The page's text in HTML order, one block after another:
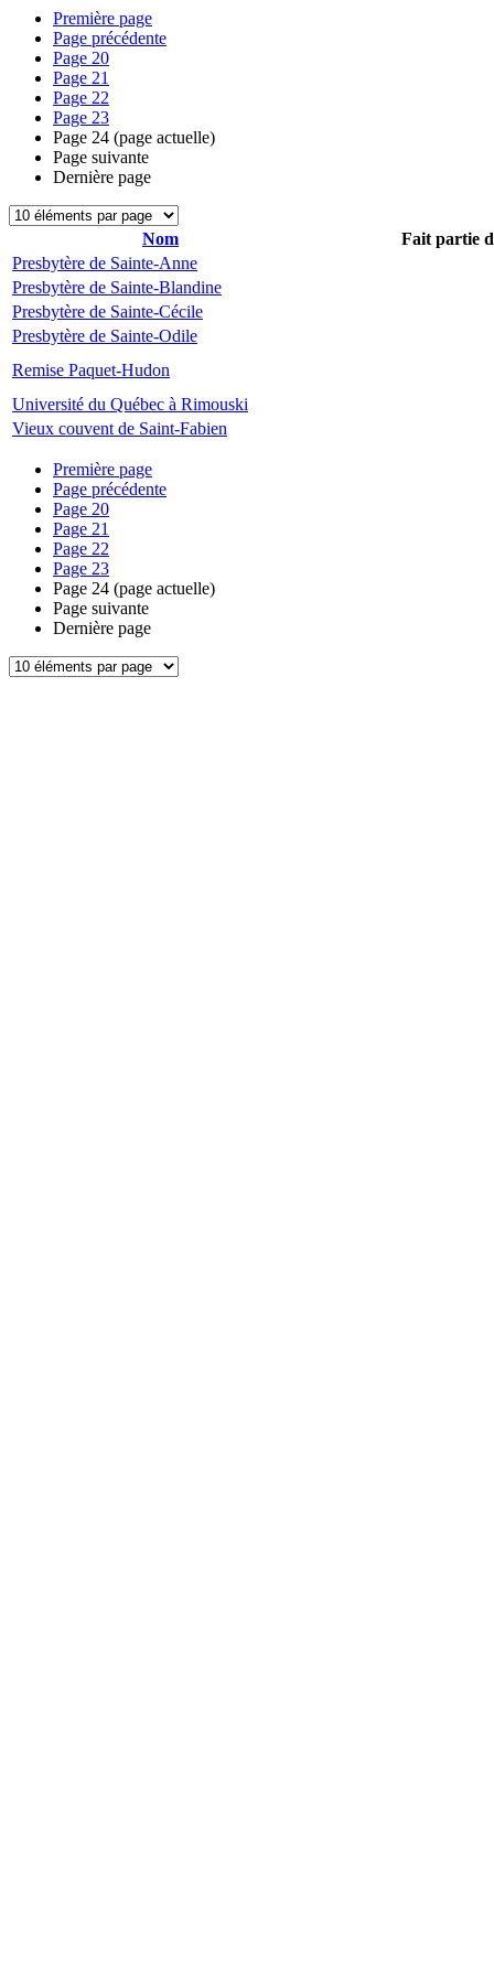
Première page
Page précédente
Page 20
Page 21
Page 22
Page 23
Page 24 (page actuelle)
Page suivante
Dernière page
Nom
Fait partie
Presbytère de Sainte-Anne
Presbytère de Sainte-Blandine
Presbytère de Sainte-Cécile
Presbytère de Sainte-Odile
Remise Paquet-Hudon
Université du Québec à Rimouski
Vieux couvent de Saint-Fabien
Première page
Page précédente
Page 20
Page 21
Page 22
Page 23
Page 24 (page actuelle)
Page suivante
Dernière page